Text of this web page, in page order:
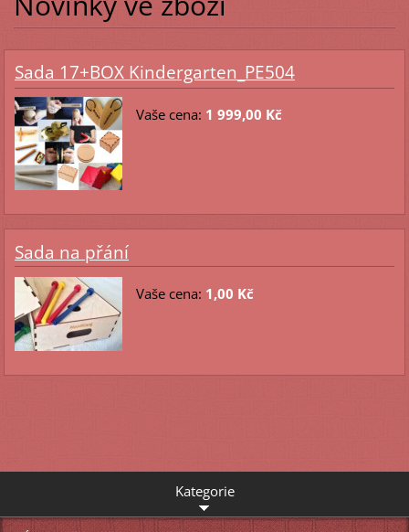
Sada 17+BOX Kindergarten_PE504
Vaše cena: 1 999,00 Kč
Sada na přání
Vaše cena: 1,00 Kč
Kategorie